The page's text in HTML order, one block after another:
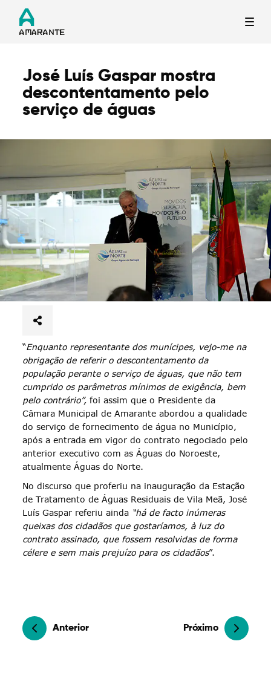
Termo de Pesquisa
Filtros
José Luís Gaspar mostra
descontentamento pelo
serviço de águas
“Enquanto representante dos munícipes, vejo-me na
obrigação de referir o descontentamento da
população perante o serviço de águas, que não tem
cumprido os parâmetros mínimos de exigência, bem
pelo contrário”,foi assim que o Presidente da
Câmara Municipal de Amarante abordou a qualidade
do serviço de fornecimento de água no Município,
após a entrada em vigor do contrato negociado pelo
anterior executivo com as Águas do Noroeste,
atualmente Águas do Norte.
No discurso que proferiu na inauguração da Estação
de Tratamento de Águas Residuais de Vila Meã, José
Luís Gaspar referiu ainda “há de facto inúmeras
queixas dos cidadãos que gostaríamos, à luz do
contrato assinado, que fossem resolvidas de forma
célere e sem mais prejuízo para os cidadãos”.
Anterior Próximo